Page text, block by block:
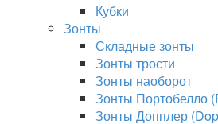
Кубки
Зонты
Складные зонты
Зонты трости
Зонты наоборот
Зонты Портобелло
Зонты Допплер